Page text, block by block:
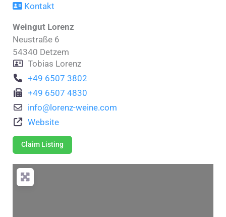
Kontakt
Weingut Lorenz
Neustraße 6
54340 Detzem
Tobias Lorenz
+49 6507 3802
+49 6507 4830
info@lorenz-weine.com
Website
Claim Listing